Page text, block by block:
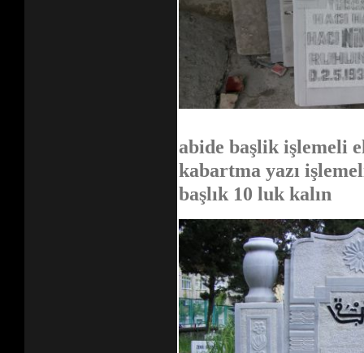
abide başlik işlemeli
kabartma yazı
başlık 10 luk kalın